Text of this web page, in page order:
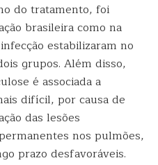
do tratamento, foi
brasileira como na
estabilizaram no
grupos. Além disso,
é associada a
difícil, por causa de
das lesões
nos pulmões,
prazo desfavoráveis.